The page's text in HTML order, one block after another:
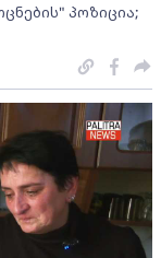
პოზიცია;